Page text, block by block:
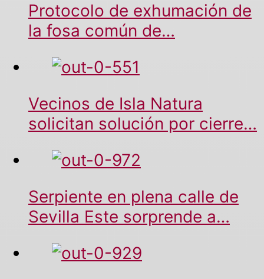
Protocolo de exhumación de
la fosa común de…
Vecinos de Isla Natura
solicitan solución por cierre…
Serpiente en plena calle de
Sevilla Este sorprende a…